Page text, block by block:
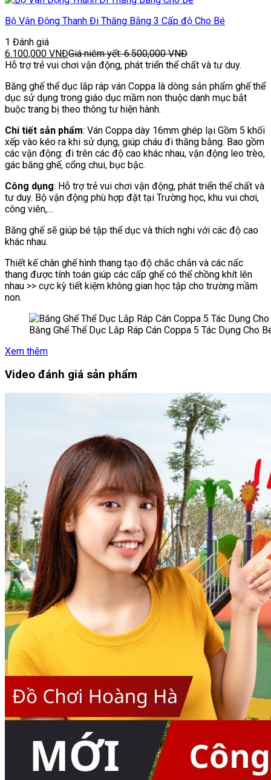
Bộ Vận Động Thanh Đi Thăng Bằng 3 Cấp độ Cho Bé
1 Đánh giá
6.100,000 VNĐGiá niêm yết:6.500,000VNĐ
Hỗ trợ trẻ vui chơi vận động, phát triển thể chất và tư duy.
Băng ghế thể dục lắp ráp ván Coppa là dòng sản phẩm ghế thể
dục sử dụng trong giáo dục mầm non thuộc danh mục bắt
buộc trang bị theo thông tư hiện hành.
Chi tiết sản phẩm: Ván Coppa dày 16mm ghép lại Gồm 5 khối
xếp vào kéo ra khi sử dụng, giúp cháu đi thăng bằng. Bao gồm
các vận động: đi trên các độ cao khác nhau, vận động leo trèo,
gác băng ghế, cổng chui, bục bậc.
Công dụng: Hỗ trợ trẻ vui chơi vận động, phát triển thể chất và
tư duy. Bộ vận động phù hợp đặt tại Trường học, khu vui chơi,
công viên,…
Băng ghế sẽ giúp bé tập thể dục và thích nghi với các độ cao
khác nhau.
Thiết kế chân ghế hình thang tạo độ chắc chắn và các nấc
thang được tính toán giúp các cấp ghế có thể chồng khít lên
nhau >> cực kỳ tiết kiệm không gian học tập cho trường mầm
non.
Băng Ghế Thể Dục Lắp Ráp Cán Coppa 5 Tác Dụng Cho
Xem thêm
Video đánh giá sản phẩm